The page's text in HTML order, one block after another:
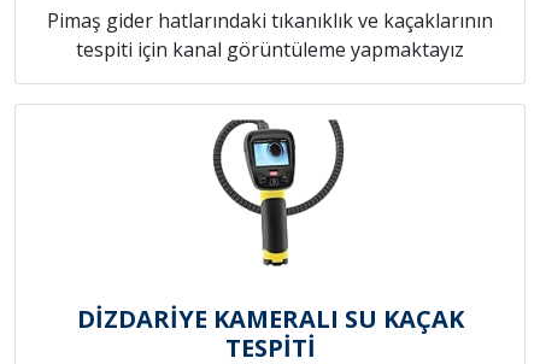
Pimaş gider hatlarındaki tıkanıklık ve kaçaklarının
tespiti için kanal görüntüleme yapmaktayız
DİZDARİYE KAMERALI SU KAÇAK
TESPİTİ